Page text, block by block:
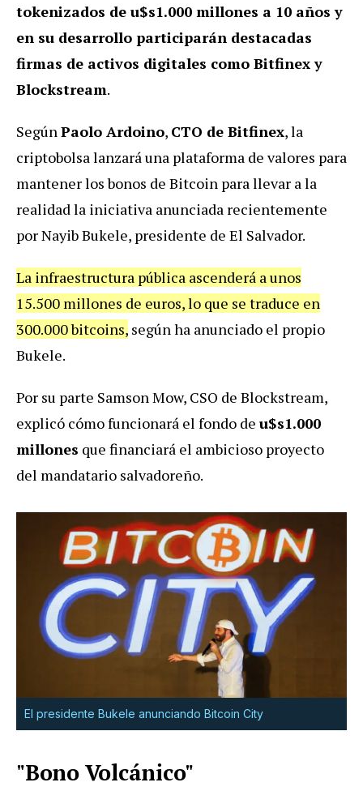
tokenizados de u$s1.000 millones a 10 años y
en su desarrollo participarán destacadas
firmas de activos digitales como Bitfinex y
Blockstream.
SegúnPaolo Ardoino, CTO de Bitfinex, la
criptobolsa lanzará una plataforma de valores para
mantener los bonos de Bitcoin para llevar a la
realidad la iniciativa anunciada recientemente
por Nayib Bukele, presidente de El Salvador.
La infraestructura pública ascenderá a unos
15.500 millones de euros, lo que se traduce en
300.000 bitcoins, según ha anunciado el propio
Bukele.
Por su parte Samson Mow, CSO de Blockstream,
explicó cómo funcionará el fondo de u$s1.000
millones que financiará el ambicioso proyecto
del mandatario salvadoreño.
El presidente Bukele anunciando Bitcoin City
"Bono Volcánico"